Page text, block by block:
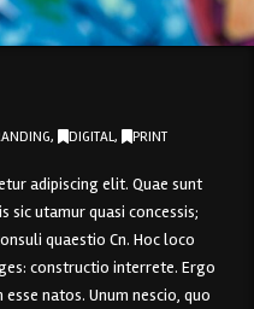
, DIGITAL, PRINT
adipiscing elit. Quae sunt
sic utamur quasi concessis;
quaestio Cn. Hoc loco
constructio interrete. Ergo
natos. Unum nescio, quo